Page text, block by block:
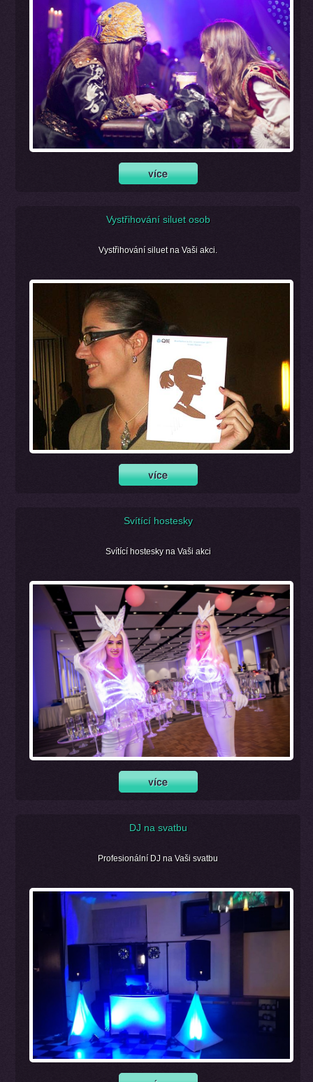
Vystřihování siluet osob
Vystřihování siluet na Vaši akci.
Svítící hostesky
Svítící hostesky na Vaši akci
DJ na svatbu
Profesionální DJ na Vaši svatbu